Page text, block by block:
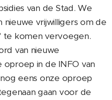
van de Stad. We
nieuwe vrijwilligers om de
komen vervoegen.
van nieuwe
in de INFO van
eens onze oproep
gaan voor de